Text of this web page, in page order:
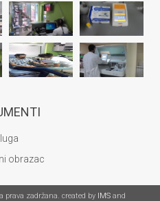
obrazac
prava zadržana. created by IMS and